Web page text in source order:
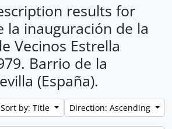
results for
la inauguración de la
Vecinos Estrella
Barrio de la
(España).
Sort by: Title Direction: Ascending